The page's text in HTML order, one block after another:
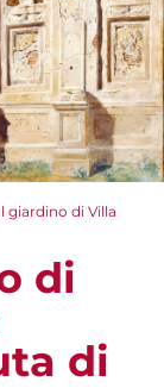
giardino di Villa
di
di